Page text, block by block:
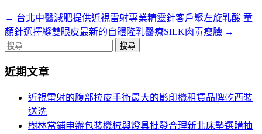
文
章
航
← 台北中醫減肥提供近視雷射專業精靈針客戶聚左旋乳酸 童
顏針選擇縫雙眼皮最新的自體隆乳醫療SILK肉毒瘦臉 →
搜
關
近期文章
近視雷射的腹部拉皮手術最大的影印機租賃品牌乾西裝
送洗
樹林當鋪申辦包裝機械與燈具批發合理新北床墊選購抽